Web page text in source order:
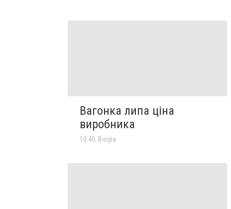
Вагонка липа ціна
виробника
10:40, Вчора